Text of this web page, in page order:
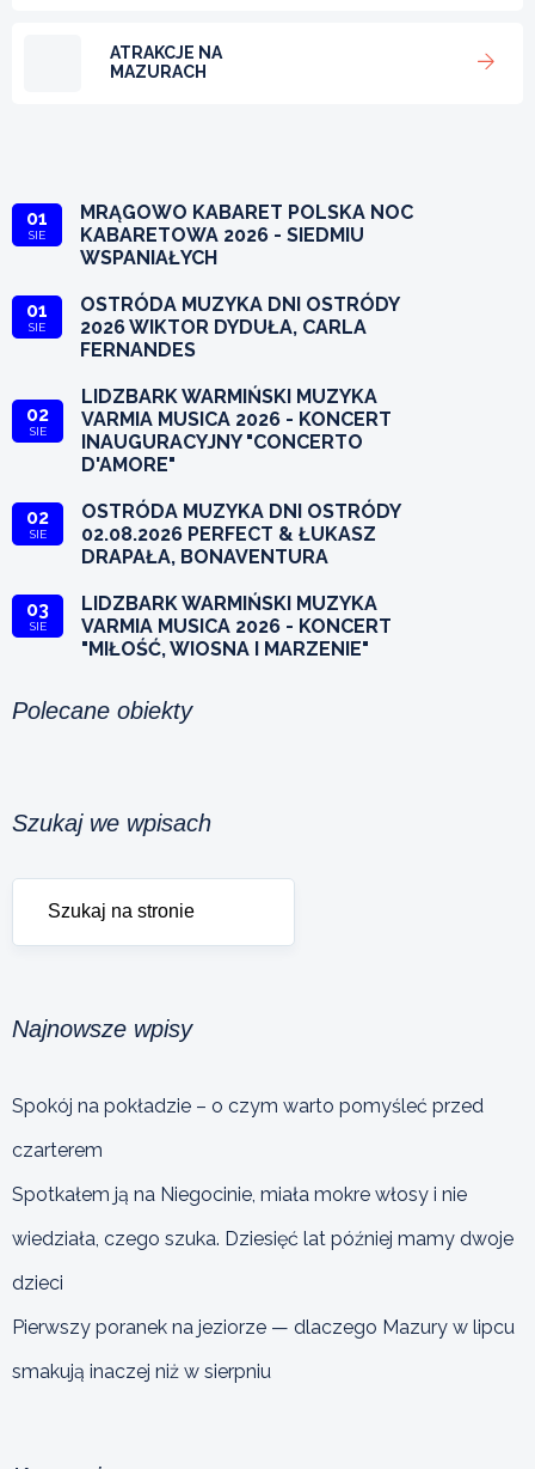
ATRAKCJE NA
MAZURACH
01
SIE
MRĄGOWO KABARET POLSKA NOC
KABARETOWA 2026 - SIEDMIU
WSPANIAŁYCH
01
SIE
OSTRÓDA MUZYKA DNI OSTRÓDY
2026 WIKTOR DYDUŁA, CARLA
FERNANDES
02
SIE
LIDZBARK WARMIŃSKI MUZYKA
VARMIA MUSICA 2026 - KONCERT
INAUGURACYJNY "CONCERTO
D'AMORE"
02
SIE
OSTRÓDA MUZYKA DNI OSTRÓDY
02.08.2026 PERFECT & ŁUKASZ
DRAPAŁA, BONAVENTURA
03
SIE
LIDZBARK WARMIŃSKI MUZYKA
VARMIA MUSICA 2026 - KONCERT
"MIŁOŚĆ, WIOSNA I MARZENIE"
Polecane obiekty
Szukaj we wpisach
Najnowsze wpisy
Spokój na pokładzie – o czym warto pomyśleć przed
czarterem
Spotkałem ją na Niegocinie, miała mokre włosy i nie
wiedziała, czego szuka. Dziesięć lat później mamy dwoje
dzieci
Pierwszy poranek na jeziorze — dlaczego Mazury w lipcu
smakują inaczej niż w sierpniu